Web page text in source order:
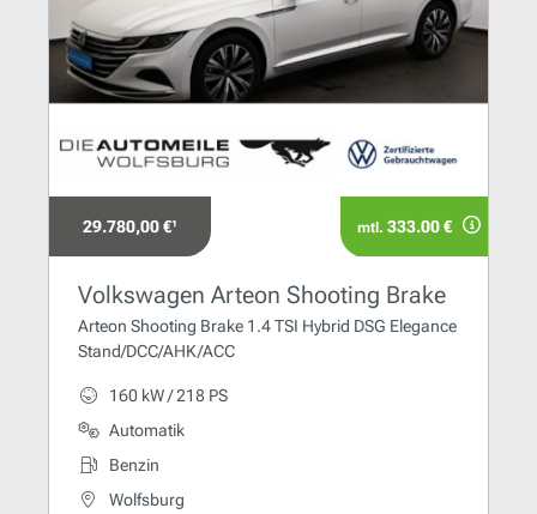
29.780,00 €¹ mtl. 333.00 €
Volkswagen Arteon Shooting Brake
Arteon Shooting Brake 1.4 TSI Hybrid DSG Elegance
Stand/DCC/AHK/ACC
160 kW / 218 PS
Automatik
Benzin
Wolfsburg